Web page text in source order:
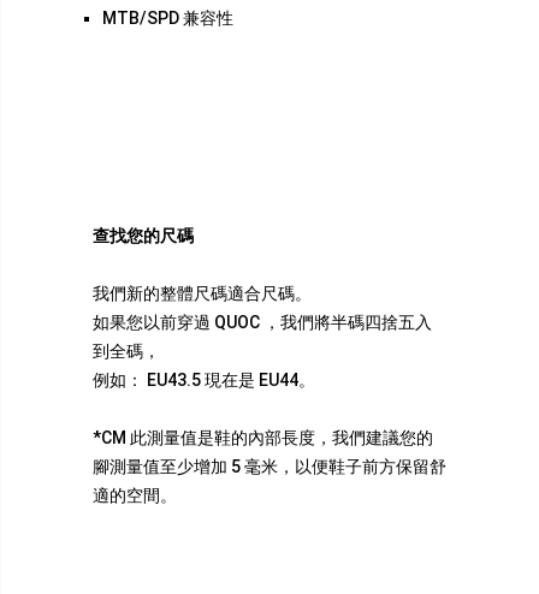
MTB/SPD 兼容性
查找您的尺碼
我們新的整體尺碼適合尺碼。
如果您以前穿過 QUOC ，我們將半碼四捨五入
到全碼，
例如： EU43.5 現在是 EU44。
*CM 此測量值是鞋的內部長度，我們建議您的
腳測量值至少增加 5 毫米，以便鞋子前方保留舒
適的空間。